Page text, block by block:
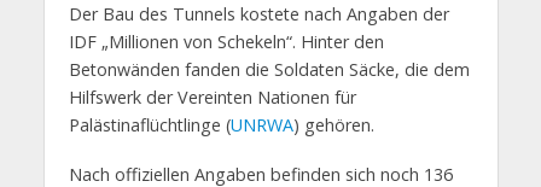
Der Bau des Tunnels kostete nach Angaben der
IDF „Millionen von Schekeln“. Hinter den
Betonwänden fanden die Soldaten Säcke, die dem
Hilfswerk der Vereinten Nationen für
Palästinaflüchtlinge (UNRWA) gehören.
Nach offiziellen Angaben befinden sich noch 136